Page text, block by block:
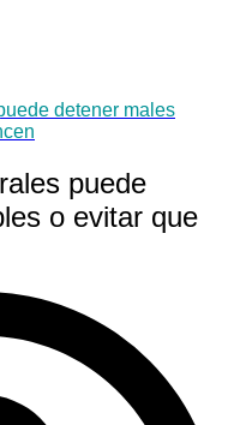
detener males
puede
o evitar que